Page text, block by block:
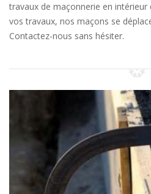
travaux de maçonnerie en
vos travaux, nos maçons se
Contactez-nous sans hésiter.